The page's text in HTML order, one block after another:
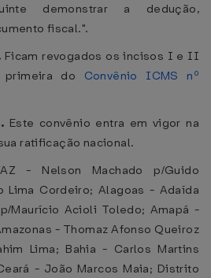
demonstrar a dedução,
fiscal.".
Ficam revogados os incisos I e II
do Convênio ICMS nº
Este convênio entra em vigor na
ratificação nacional.
- Nelson Machado p/Guido
Lima Cordeiro; Alagoas - Adaída
Maurício Acioli Toledo; Amapá -
- Thomaz Afonso Queiroz
Lima; Bahia - Carlos Martins
- João Marcos Maia; Distrito